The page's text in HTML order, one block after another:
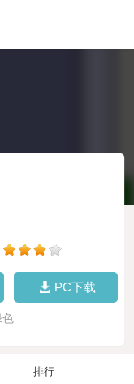
PC下载
色
排行